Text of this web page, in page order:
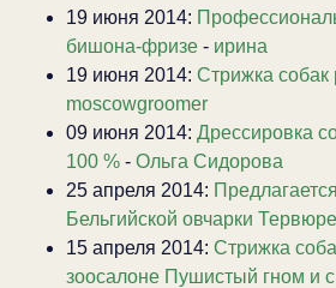
19 июня 2014:
бишона-фризе - ирина
19 июня 2014: Стрижка собак
moscowgroomer
09 июня 2014: Дрессировка
100 % - Ольга Сидорова
25 апреля 2014:
Бельгийской овчарки
15 апреля 2014: Стрижка
зоосалоне Пушистый гном и